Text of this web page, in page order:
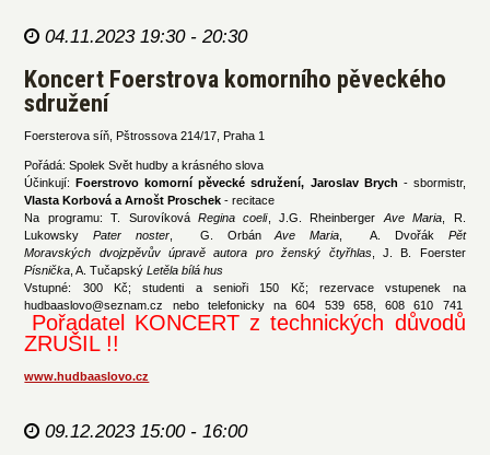
04.11.2023 19:30 - 20:30
Koncert Foerstrova komorního pěveckého
sdružení
Foersterova síň, Pštrossova 214/17, Praha 1
Pořádá: Spolek Svět hudby a krásného slova
Účinkují:
Foerstrovo komorní pěvecké sdružení, Jaroslav Brych - sbormistr,
Vlasta Korbová a Arnošt Proschek - recitace
Na programu: T. SurovíkováRegina coeli, J.G. Rheinberger Ave Maria , R.
Lukowsky Pater noster, G. OrbánAve Maria, A. Dvořák Pět
Moravských dvojzpěvův úpravě autora pro ženský čtyřhlas, J. B. Foerster
Písnička , A. TučapskýLetěla bílá hus
Vstupné: 300 Kč; studenti a senioři 150 Kč; rezervace vstupenek na
hudbaaslovo@seznam.cz nebo telefonicky na 604 539 658, 608 610 741
Pořadatel KONCERT z technických důvodů
ZRUŠIL !!
www.hudbaaslovo.cz
09.12.2023 15:00 - 16:00